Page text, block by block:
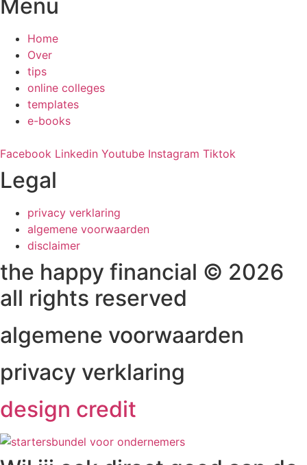
Menu
Home
Over
tips
online colleges
templates
e-books
Facebook Linkedin Youtube Instagram Tiktok
Legal
privacy verklaring
algemene voorwaarden
disclaimer
the happy financial © 2026
all rights reserved
algemene voorwaarden
privacy verklaring
design credit